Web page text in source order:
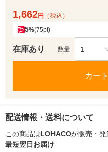
1,662円 （税込）
5%(75pt)
在庫あり 数量 1
カー
配送情報・送料について
この商品はLOHACOが販売・発
最短翌日お届け